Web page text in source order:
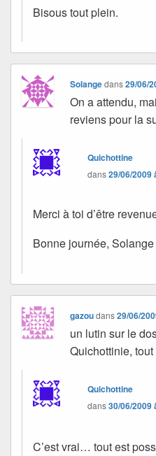
Bisous tout plein.
Solangedans29/06/
On a attendu,
reviens pour la
Quichottine
dans29/06/2009
Merci à toi d’être
Bonne journée, Solange
gazoudans29/06/
un lutin sur le
Quichottinie,
Quichottine
dans30/06/2009
C’est vrai… tout est